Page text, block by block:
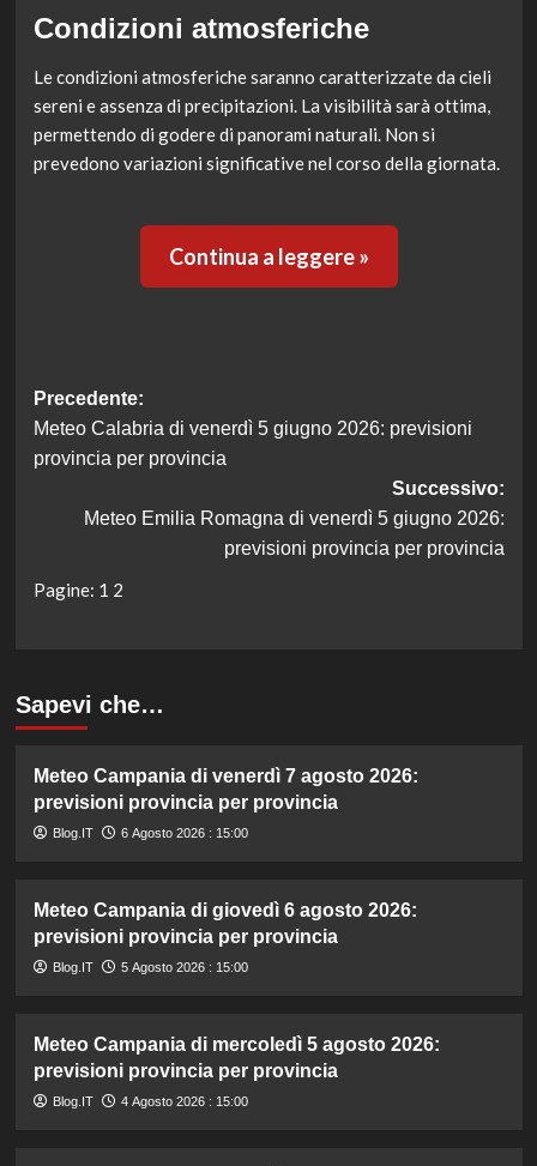
Condizioni atmosferiche
Le condizioni atmosferiche saranno caratterizzate da cieli
sereni e assenza di precipitazioni. La visibilità sarà ottima,
permettendo di godere di panorami naturali. Non si
prevedono variazioni significative nel corso della giornata.
Continua a leggere »
Navigazione
articolo
Precedente:
Meteo Calabria di venerdì 5 giugno 2026: previsioni
provincia per provincia
Successivo:
Meteo Emilia Romagna di venerdì 5 giugno 2026:
previsioni provincia per provincia
Pagine: 1 2
Sapevi che…
Meteo Campania di venerdì 7 agosto 2026:
previsioni provincia per provincia
Blog.IT 6 Agosto 2026 : 15:00
Meteo Campania di giovedì 6 agosto 2026:
previsioni provincia per provincia
Blog.IT 5 Agosto 2026 : 15:00
Meteo Campania di mercoledì 5 agosto 2026:
previsioni provincia per provincia
Blog.IT 4 Agosto 2026 : 15:00